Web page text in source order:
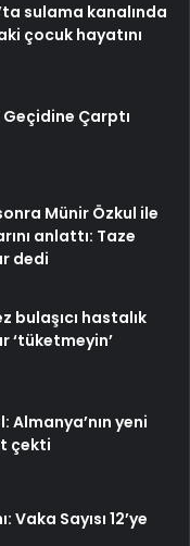
sulama kanalında
çocuk hayatını
Çarptı
Münir Özkul ile
anlattı: Taze
dedi
bulaşıcı hastalık
‘tüketmeyin’
Almanya’nın yeni
çekti
Vaka Sayısı 12’ye